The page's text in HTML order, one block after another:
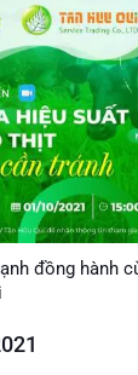
đồng hành